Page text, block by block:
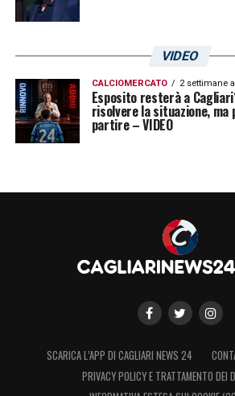
VIDEO
CALCIOMERCATO 2 settimane
Esposito resterà a
risolvere la situazione, ma
partire – VIDEO
SCARICA L’APP DI CAGLIARI NEWS 24
PRIVACY POLICY E TRATTAMENTO DEI